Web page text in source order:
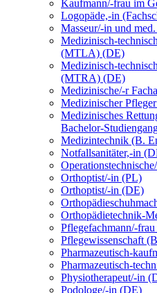
Kaufmann/-frau im
Logopäde,-in
Masseur/-in und
Medizinisch-
(MTLA) (DE)
Medizinisch-
(MTRA) (DE)
Medizinische/-r
Medizinischer
Medizinisches
Bachelor-
Medizintechnik (B.
Notfallsanitäter,-in
Orthoptist/-in (PL)
Orthoptist/-in (DE)
Orthopädietechnik-
Pflegefachmann/-
Pflegewissenschaft
Pharmazeutisch-
Pharmazeutisch-
Physiotherapeut/-in
Podologe/-in (DE)